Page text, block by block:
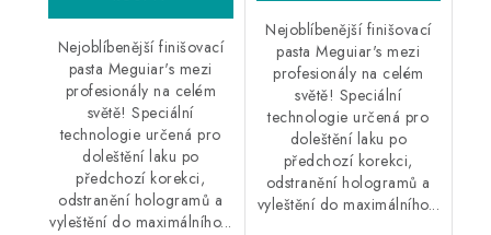
Nejoblíbenější finišovací
pasta Meguiar's mezi
profesionály na celém
světě! Speciální
technologie určená pro
doleštění laku po
předchozí korekci,
odstranění hologramů a
vyleštění do maximálního...
Nejoblíbenější finišovací
pasta Meguiar's mezi
profesionály na celém
světě! Speciální
technologie určená pro
doleštění laku po
předchozí korekci,
odstranění hologramů a
vyleštění do maximálního...